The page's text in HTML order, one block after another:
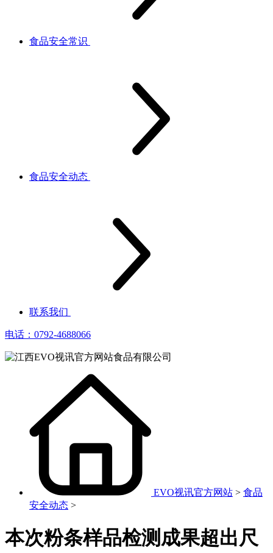
食品安全常识
食品安全动态
联系我们
电话：0792-4688066
EVO视讯官方网站 > 食品
安全动态 >
本次粉条样品检测成果超出尺